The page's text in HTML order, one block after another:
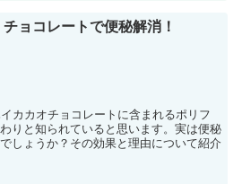
チョコレートで便秘解消！
カカオチョコレートに含まれるポリフ
りと知られていると思います。実は便秘
しょうか？その効果と理由について紹介